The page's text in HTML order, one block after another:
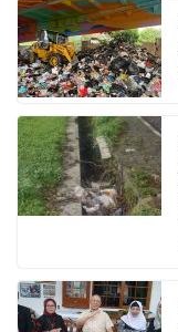
o
k
r
p
p